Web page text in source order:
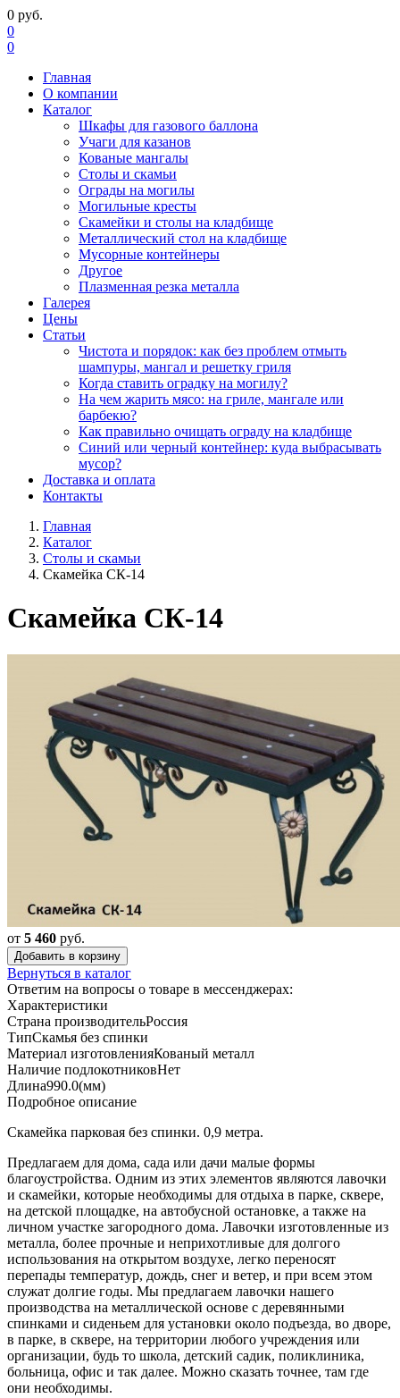
0 руб.
0
0
Главная
О компании
Каталог
Шкафы для газового баллона
Учаги для казанов
Кованые мангалы
Столы и скамьи
Ограды на могилы
Могильные кресты
Скамейки и столы на кладбище
Металлический стол на кладбище
Мусорные контейнеры
Другое
Плазменная резка металла
Галерея
Цены
Статьи
Чистота и порядок: как без проблем отмыть
шампуры, мангал и решетку гриля
Когда ставить оградку на могилу?
На чем жарить мясо: на гриле, мангале или
барбекю?
Как правильно очищать ограду на кладбище
Синий или черный контейнер: куда выбрасывать
мусор?
Доставка и оплата
Контакты
Главная
Каталог
Столы и скамьи
Скамейка СК-14
Скамейка СК-14
от 5 460 руб.
Добавить в корзину
Вернуться в каталог
Ответим на вопросы о товаре в мессенджерах:
Характеристики
Страна производительРоссия
ТипСкамья без спинки
Материал изготовленияКованый металл
Наличие подлокотниковНет
Длина990.0(мм)
Подробное описание
Скамейка парковая без спинки. 0,9 метра.
Предлагаем для дома, сада или дачи малые формы
благоустройства. Одним из этих элементов являются лавочки
и скамейки, которые необходимы для отдыха в парке, сквере,
на детской площадке, на автобусной остановке, а также на
личном участке загородного дома. Лавочки изготовленные из
металла, более прочные и неприхотливые для долгого
использования на открытом воздухе, легко переносят
перепады температур, дождь, снег и ветер, и при всем этом
служат долгие годы. Мы предлагаем лавочки нашего
производства на металлической основе с деревянными
спинками и сиденьем для установки около подъезда, во дворе,
в парке, в сквере, на территории любого учреждения или
организации, будь то школа, детский садик, поликлиника,
больница, офис и так далее. Можно сказать точнее, там где
они необходимы.